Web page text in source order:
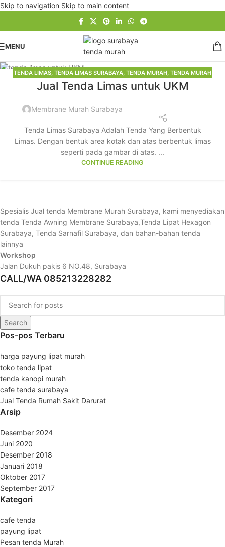
Skip to navigation Skip to main content
MENU
10
TENDA LIMAS, TENDA LIMAS SURABAYA, TENDA MURAH, TENDA MURAH
SURABAYA
Jual Tenda Limas untuk UKM
Membrane Murah Surabaya
Tenda Limas Surabaya Adalah Tenda Yang Berbentuk
Limas. Dengan bentuk area kotak dan atas berbentuk limas
seperti pada gambar di atas. ...
CONTINUE READING
Spesialis Jual tenda Membrane Murah Surabaya, kami menyediakan
tenda Tenda Awning Membrane Surabaya,Tenda Lipat Hexagon
Surabaya, Tenda Sarnafil Surabaya, dan bahan-bahan tenda
lainnya
Workshop
Jalan Dukuh pakis 6 NO.48, Surabaya
CALL/WA 085213228282
Search
Pos-pos Terbaru
harga payung lipat murah
toko tenda lipat
tenda kanopi murah
cafe tenda surabaya
Jual Tenda Rumah Sakit Darurat
Arsip
Desember 2024
Juni 2020
Desember 2018
Januari 2018
Oktober 2017
September 2017
Kategori
cafe tenda
payung lipat
Pesan tenda Murah